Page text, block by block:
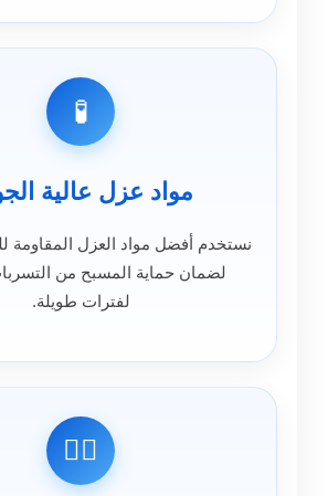
🧪
مواد عزل عالية
نستخدم أفضل مواد العزل المقاومة
لضمان حماية المسبح من
لفترات طويلة.
👷‍♂️